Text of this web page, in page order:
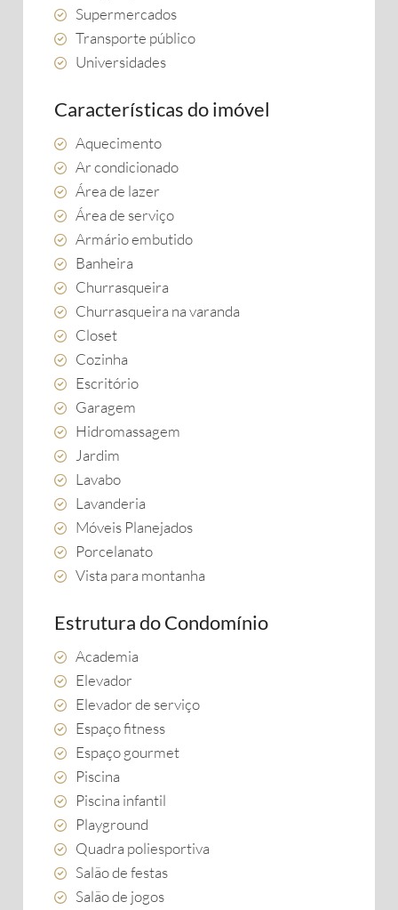
Supermercados
Transporte público
Universidades
Características do imóvel
Aquecimento
Ar condicionado
Área de lazer
Área de serviço
Armário embutido
Banheira
Churrasqueira
Churrasqueira na varanda
Closet
Cozinha
Escritório
Garagem
Hidromassagem
Jardim
Lavabo
Lavanderia
Móveis Planejados
Porcelanato
Vista para montanha
Estrutura do Condomínio
Academia
Elevador
Elevador de serviço
Espaço fitness
Espaço gourmet
Piscina
Piscina infantil
Playground
Quadra poliesportiva
Salão de festas
Salão de jogos